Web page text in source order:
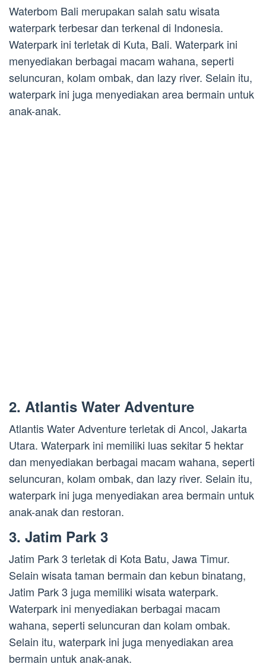
Waterbom Bali merupakan salah satu wisata
waterpark terbesar dan terkenal di Indonesia.
Waterpark ini terletak di Kuta, Bali. Waterpark ini
menyediakan berbagai macam wahana, seperti
seluncuran, kolam ombak, dan lazy river. Selain itu,
waterpark ini juga menyediakan area bermain untuk
anak-anak.
2. Atlantis Water Adventure
Atlantis Water Adventure terletak di Ancol, Jakarta
Utara. Waterpark ini memiliki luas sekitar 5 hektar
dan menyediakan berbagai macam wahana, seperti
seluncuran, kolam ombak, dan lazy river. Selain itu,
waterpark ini juga menyediakan area bermain untuk
anak-anak dan restoran.
3. Jatim Park 3
Jatim Park 3 terletak di Kota Batu, Jawa Timur.
Selain wisata taman bermain dan kebun binatang,
Jatim Park 3 juga memiliki wisata waterpark.
Waterpark ini menyediakan berbagai macam
wahana, seperti seluncuran dan kolam ombak.
Selain itu, waterpark ini juga menyediakan area
bermain untuk anak-anak.